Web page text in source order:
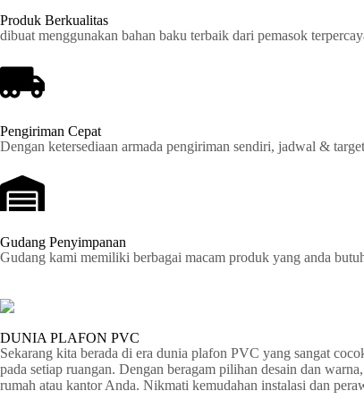
Produk Berkualitas
dibuat menggunakan bahan baku terbaik dari pemasok
Pengiriman Cepat
Dengan ketersediaan armada pengiriman sendiri, jadwal &
Gudang Penyimpanan
Gudang kami memiliki berbagai macam produk yang anda
DUNIA PLAFON PVC
Sekarang kita berada di era dunia plafon PVC yang sangat
pada setiap ruangan. Dengan beragam pilihan desain dan
rumah atau kantor Anda. Nikmati kemudahan instalasi dan